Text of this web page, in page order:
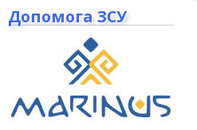
Допомога ЗСУ